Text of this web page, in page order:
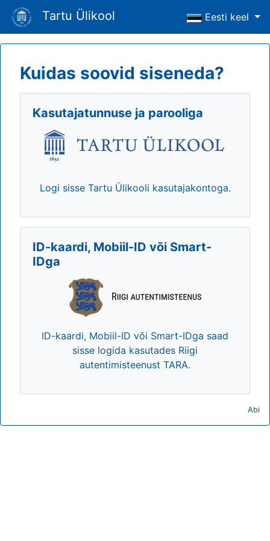
Tartu Ülikool Eesti keel
Kuidas soovid siseneda?
Kasutajatunnuse ja parooliga
Logi sisse Tartu Ülikooli kasutajakontoga.
ID-kaardi, Mobiil-ID või Smart-
IDga
ID-kaardi, Mobiil-ID või Smart-IDga saad
sisse logida kasutades Riigi
autentimisteenust TARA.
Abi